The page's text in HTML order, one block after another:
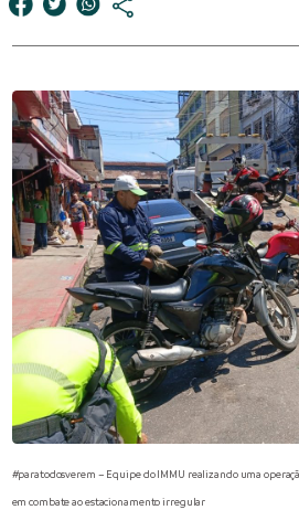
#paratodosverem – Equipe do IMMU realizando uma
em combate ao estacionamento irregular